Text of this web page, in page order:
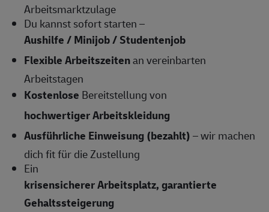
Arbeitsmarktzulage
Du kannst sofort starten –
Aushilfe / Minijob / Studentenjob
Flexible Arbeitszeitenan vereinbarten
Arbeitstagen
Kostenlose Bereitstellung von
hochwertiger Arbeitskleidung
Ausführliche Einweisung (bezahlt)– wir machen
dich fit für die Zustellung
Ein
krisensicherer Arbeitsplatz, garantierte
Gehaltssteigerung